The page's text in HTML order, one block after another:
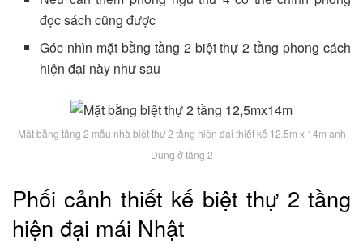
đọc sách cũng được
Góc nhìn mặt bằng tầng 2 biệt thự 2 tầng phong cách
hiện đại này như sau
Mặt bằng tầng 2 mẫu nhà biệt thự 2 tầng hiện đại thiết kế 12.5m x 14m anh
Dũng ở tầng 2
Phối cảnh thiết kế biệt thự 2 tầng
hiện đại mái Nhật